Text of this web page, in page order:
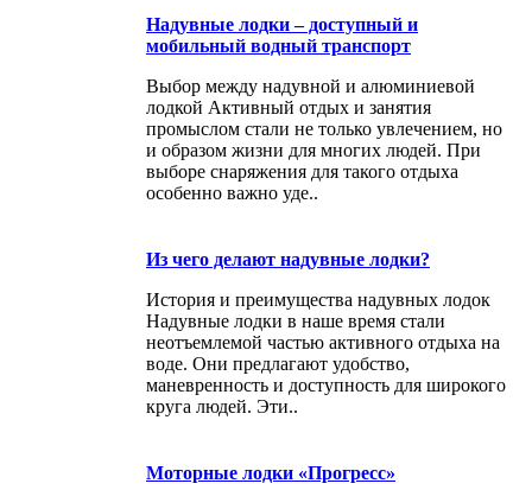
Надувные лодки – доступный и
мобильный водный транспорт
Выбор между надувной и алюминиевой
лодкой Активный отдых и занятия
промыслом стали не только увлечением, но
и образом жизни для многих людей. При
выборе снаряжения для такого отдыха
особенно важно уде..
Из чего делают надувные лодки?
История и преимущества надувных лодок
Надувные лодки в наше время стали
неотъемлемой частью активного отдыха на
воде. Они предлагают удобство,
маневренность и доступность для широкого
круга людей. Эти..
Моторные лодки «Прогресс»